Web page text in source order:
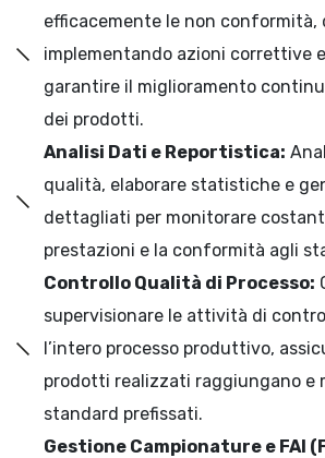
efficacemente le non conformità,
implementando azioni correttive
garantire il miglioramento
dei prodotti.
Analisi Dati e Reportistica:
qualità, elaborare statistiche e
dettagliati per monitorare
prestazioni e la conformità agli
Controllo Qualità di Processo:
supervisionare le attività di
l’intero processo produttivo,
prodotti realizzati raggiungano e
standard prefissati.
Gestione Campionature e FAI